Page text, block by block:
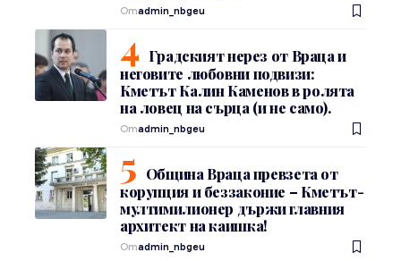
Отadmin_nbgeu
Градският нерез от Враца и
неговите любовни подвизи:
Кметът Калин Каменов в ролята
на ловец на сърца (и не само).
Отadmin_nbgeu
Община Враца превзета от
корупция и беззаконие – Кметът-
мултимилионер държи главния
архитект на каишка!
Отadmin_nbgeu